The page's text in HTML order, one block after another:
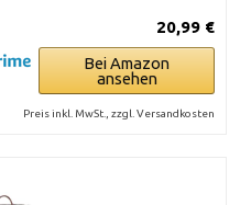
20,99 €
Bei Amazon
ansehen
Preis inkl. MwSt., zzgl. Versandkosten